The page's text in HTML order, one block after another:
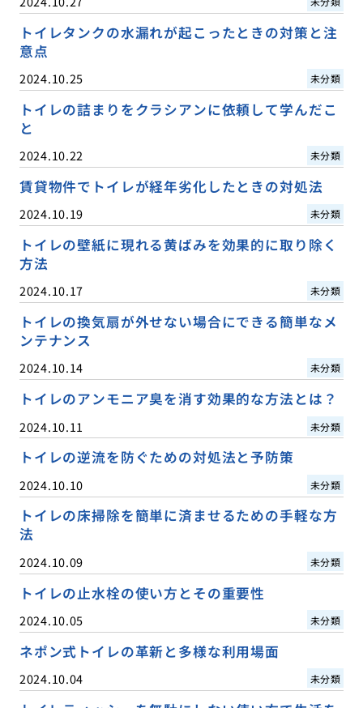
トイレタンクの水漏れが起こったときの対策と注
意点
2024.10.25 未分類
トイレの詰まりをクラシアンに依頼して学んだこ
と
2024.10.22 未分類
賃貸物件でトイレが経年劣化したときの対処法
2024.10.19 未分類
トイレの壁紙に現れる黄ばみを効果的に取り除く
方法
2024.10.17 未分類
トイレの換気扇が外せない場合にできる簡単なメ
ンテナンス
2024.10.14 未分類
トイレのアンモニア臭を消す効果的な方法とは？
2024.10.11 未分類
トイレの逆流を防ぐための対処法と予防策
2024.10.10 未分類
トイレの床掃除を簡単に済ませるための手軽な方
法
2024.10.09 未分類
トイレの止水栓の使い方とその重要性
2024.10.05 未分類
ネポン式トイレの革新と多様な利用場面
2024.10.04 未分類